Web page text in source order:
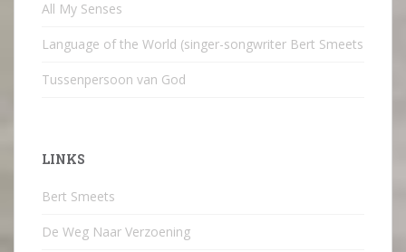
All My Senses
Language of the World (singer-songwriter Bert Smeets
Tussenpersoon van God
LINKS
Bert Smeets
De Weg Naar Verzoening